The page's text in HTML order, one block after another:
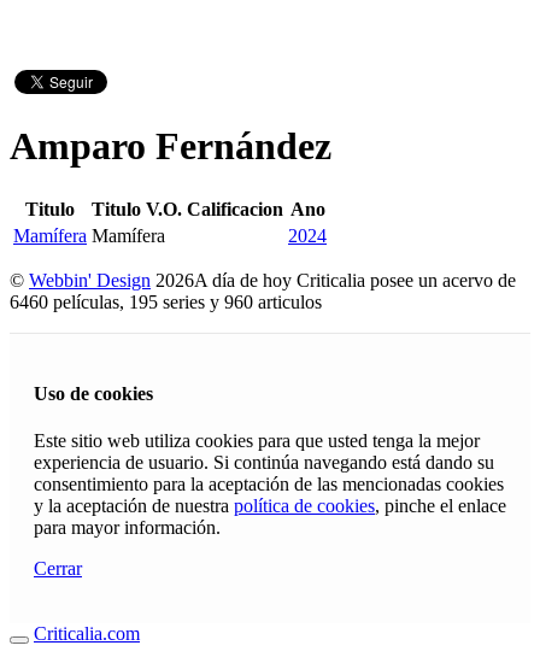
Amparo Fernández
Titulo Titulo V.O. Calificacion Ano
Mamífera Mamífera 2024
© Webbin' Design 2026A día de hoy Criticalia posee un acervo de
6460 películas, 195 series y 960 articulos
Uso de cookies
Este sitio web utiliza cookies para que usted tenga la mejor
experiencia de usuario. Si continúa navegando está dando su
consentimiento para la aceptación de las mencionadas cookies
y la aceptación de nuestra política de cookies, pinche el enlace
para mayor información.
Cerrar
Criticalia.com